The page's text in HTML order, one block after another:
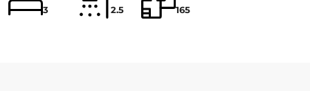
3
2.5
165